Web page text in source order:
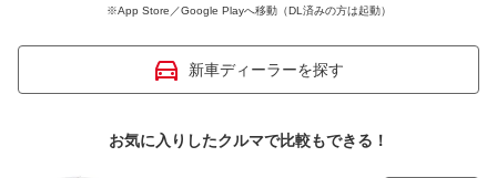
※App Store／Google Playへ移動（DL済みの方は起動）
新車ディーラーを探す
お気に入りしたクルマで比較もできる！